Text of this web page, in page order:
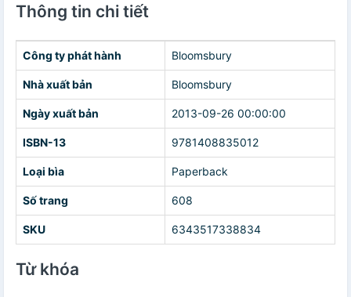
Thông tin chi tiết
Công ty phát hành Bloomsbury
Nhà xuất bản Bloomsbury
Ngày xuất bản 2013-09-26 00:00:00
ISBN-13 9781408835012
Loại bìa Paperback
Số trang 608
SKU 6343517338834
Từ khóa